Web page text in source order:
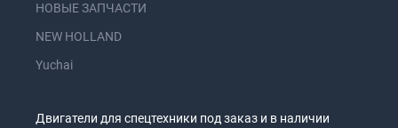
НОВЫЕ ЗАПЧАСТИ
NEW HOLLAND
Yuchai
Двигатели для спецтехники под заказ и в наличии